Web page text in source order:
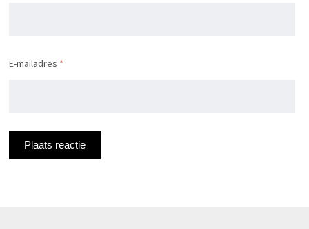
E-mailadres *